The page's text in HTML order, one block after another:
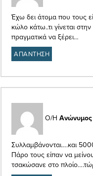
Έχω δει άτομα που τους
κώλο κάτω..τι γίνεται
πραγματικά να ξέρει…
ΑΠΑΝΤΗΣΗ
Ο/Η Ανώνυμος
Συλλαμβάνονται….και
Πάρο τους είπαν να
τσακώσανε στο